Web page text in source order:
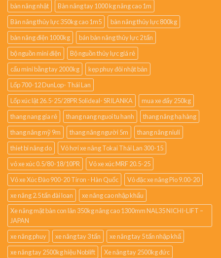
bàn nâng nhật
Bàn nâng tay 1000 kg nâng cao 1m
Bàn nâng thủy lực 350kg cao 1m5
bàn nâng thủy lực 800kg
bàn nâng điện 1000kg
bán bàn nâng thủy lực 2 tấn
bộ nguồn mini điện
Bộ nguồn thủy lực giá rẻ
cẩu mini bằng tay 2000kg
kẹp phuy đôi nhật bản
Lốp 700-12 DunLop- Thái Lan
Lốp xúc lật 26.5-25/28PR Solideal- SRILANKA
mua xe đẩy 250kg
thang nang gia rẻ
thang nang nguoi tu hanh
thang nâng hạ hàng
thang nâng mỹ 9m
thang nâng người 5m
thang nâng niuli
thiet bi nâng do
Vỏ hơi xe nâng Tokai Thái Lan 300-15
vỏ xe xúc 0.5/80-18/10PR
Vỏ xe xúc MRF 20.5-25
Vỏ xe Xúc Đào 900-20 Tiron - Hàn Quốc
Vỏ đặc xe nâng Pio 9.00-20
xe nâng 2.5 tấn đài loan
xe nâng cao nhập khẩu
Xe nâng mặt bàn con lăn 350kg nâng cao 1300mm NAL35 NICHI-LIFT –
JAPAN
xe nâng phuy
xe nâng tay 3 tấn
xe nâng tay 5 tấn nhập khẩ
xe nâng tay 2500kg hiệu Noblift
Xe nâng tay 2500kg đức